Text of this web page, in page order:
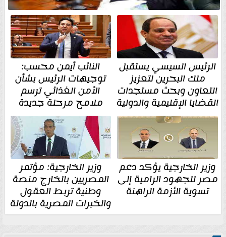
الرئيس السيسي يستقبل
ملك البحرين لتعزيز
التعاون وبحث مستجدات
القضايا الإقليمية والدولية
النائب أيمن محسب:
توجيهات الرئيس بشأن
الأمن الغذائي ترسم
ملامح مرحلة جديدة
وزير الخارجية يؤكد دعم
مصر للجهود الرامية إلى
تسوية الأزمة الراهنة
وزير الخارجية: مؤتمر
المصريين بالخارج منصة
وطنية تربط العقول
والخبرات المصرية بالدولة